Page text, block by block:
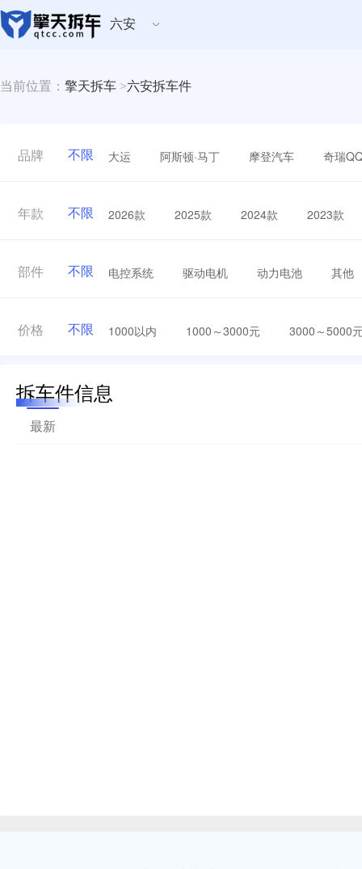
六安
当前位置： 擎天拆车 >六安拆车件
品牌 不限 大运 阿斯顿·马丁 摩登汽车 奇瑞
年款 不限 2026款 2025款 2024款 2023款
部件 不限 电控系统 驱动电机 动力电池 其他
价格 不限 1000以内 1000～3000元 3000～5000
拆车件信息
最新